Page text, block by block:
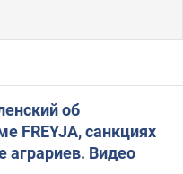
об
FREYJA, санкциях
аграриев. Видео